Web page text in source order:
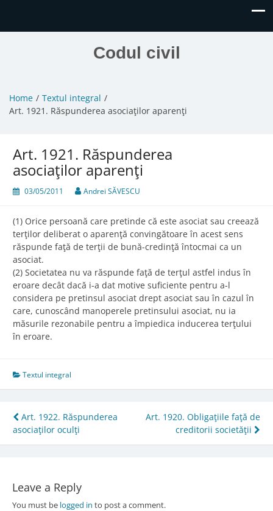
Codul civil
Home
Textul integral
Art. 1921. Răspunderea asociaţilor aparenţi
Art. 1921. Răspunderea
asociaţilor aparenţi
03/05/2011 Andrei SĂVESCU
(1) Orice persoană care pretinde că este asociat sau creează
terţilor deliberat o aparenţă convingătoare în acest sens
răspunde faţă de terţii de bună-credinţă întocmai ca un
asociat.
(2) Societatea nu va răspunde faţă de terţul astfel indus în
eroare decât dacă i-a dat motive suficiente pentru a-l
considera pe pretinsul asociat drept asociat sau în cazul în
care, cunoscând manoperele pretinsului asociat, nu ia
măsurile rezonabile pentru a împiedica inducerea terţului
în eroare.
Textul integral
Post
navigation
Art. 1922. Răspunderea
asociaţilor oculţi
Art. 1920. Obligaţiile faţă de
creditorii societăţii
Leave a Reply
You must be logged in to post a comment.